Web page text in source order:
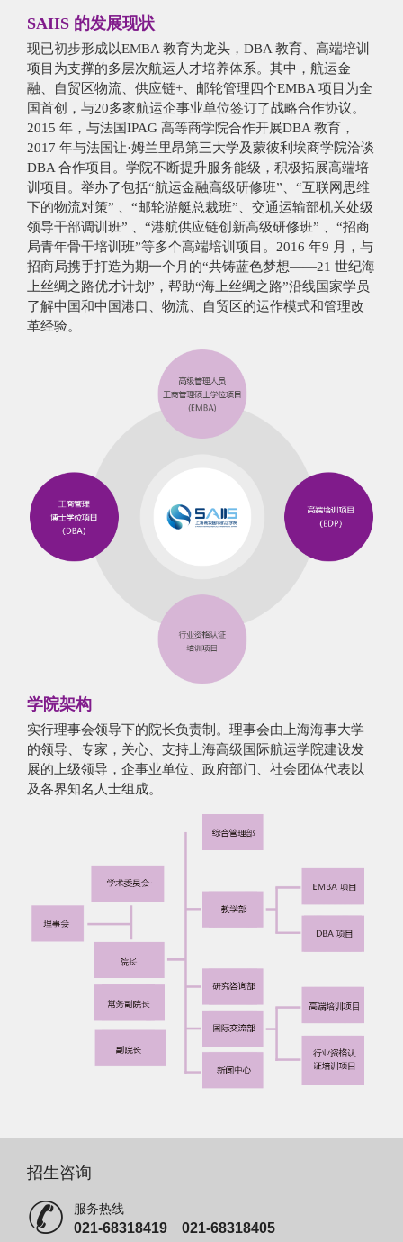
SAIIS 的发展现状
现已初步形成以EMBA 教育为龙头，DBA 教育、高端培训
项目为支撑的多层次航运人才培养体系。其中，航运金
融、自贸区物流、供应链+、邮轮管理四个EMBA 项目为全
国首创，与20多家航运企事业单位签订了战略合作协议。
2015 年，与法国IPAG 高等商学院合作开展DBA 教育，
2017 年与法国让·姆兰里昂第三大学及蒙彼利埃商学院洽谈
DBA 合作项目。学院不断提升服务能级，积极拓展高端培
训项目。举办了包括“航运金融高级研修班”、“互联网思维
下的物流对策” 、“邮轮游艇总裁班”、交通运输部机关处级
领导干部调训班” 、“港航供应链创新高级研修班” 、“招商
局青年骨干培训班”等多个高端培训项目。2016 年9 月，与
招商局携手打造为期一个月的“共铸蓝色梦想——21 世纪海
上丝绸之路优才计划”，帮助“海上丝绸之路”沿线国家学员
了解中国和中国港口、物流、自贸区的运作模式和管理改
革经验。
学院架构
实行理事会领导下的院长负责制。理事会由上海海事大学
的领导、专家，关心、支持上海高级国际航运学院建设发
展的上级领导，企事业单位、政府部门、社会团体代表以
及各界知名人士组成。
招生咨询
服务热线
021-68318419 021-68318405